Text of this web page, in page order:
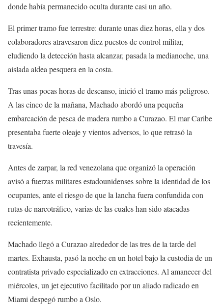
donde había permanecido oculta durante casi un año.
El primer tramo fue terrestre: durante unas diez horas, ella y dos
colaboradores atravesaron diez puestos de control militar,
eludiendo la detección hasta alcanzar, pasada la medianoche, una
aislada aldea pesquera en la costa.
Tras unas pocas horas de descanso, inició el tramo más peligroso.
A las cinco de la mañana, Machado abordó una pequeña
embarcación de pesca de madera rumbo a Curazao. El mar Caribe
presentaba fuerte oleaje y vientos adversos, lo que retrasó la
travesía.
Antes de zarpar, la red venezolana que organizó la operación
avisó a fuerzas militares estadounidenses sobre la identidad de los
ocupantes, ante el riesgo de que la lancha fuera confundida con
rutas de narcotráfico, varias de las cuales han sido atacadas
recientemente.
Machado llegó a Curazao alrededor de las tres de la tarde del
martes. Exhausta, pasó la noche en un hotel bajo la custodia de un
contratista privado especializado en extracciones. Al amanecer del
miércoles, un jet ejecutivo facilitado por un aliado radicado en
Miami despegó rumbo a Oslo.